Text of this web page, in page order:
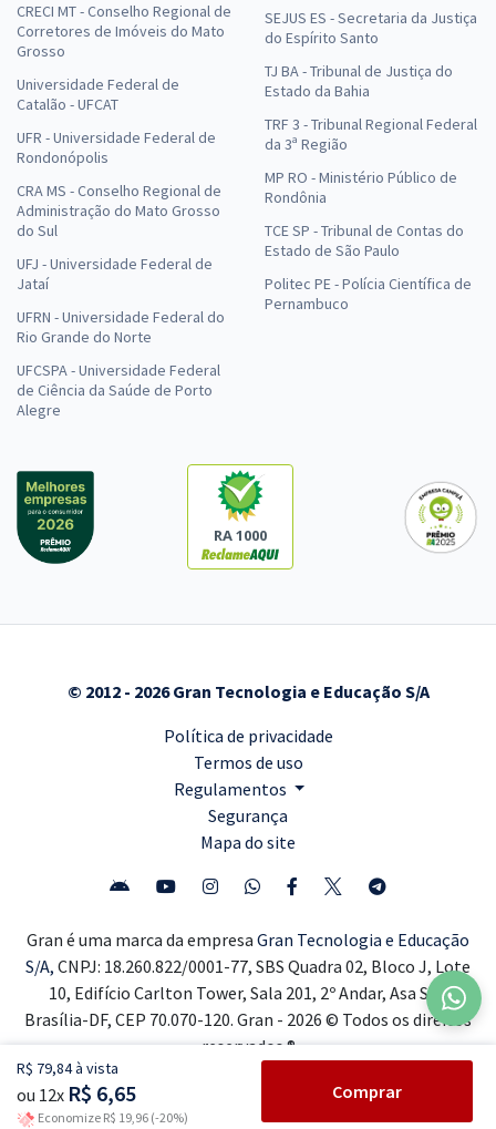
R$ 79,84 à vista
ou 12x R$ 6,65
Economize R$ 19,96 (-20%)
Comprar
CRECI MT - Conselho Regional de
Corretores de Imóveis do Mato
Grosso
Universidade Federal de
Catalão - UFCAT
UFR - Universidade Federal de
Rondonópolis
CRA MS - Conselho Regional de
Administração do Mato Grosso
do Sul
UFJ - Universidade Federal de
Jataí
UFRN - Universidade Federal do
Rio Grande do Norte
UFCSPA - Universidade Federal
de Ciência da Saúde de Porto
Alegre
SEJUS ES - Secretaria da Justiça
do Espírito Santo
TJ BA - Tribunal de Justiça do
Estado da Bahia
TRF 3 - Tribunal Regional Federal
da 3ª Região
MP RO - Ministério Público de
Rondônia
TCE SP - Tribunal de Contas do
Estado de São Paulo
Politec PE - Polícia Científica de
Pernambuco
RA 1000
© 2012 - 2026 Gran Tecnologia e Educação S/A
Política de privacidade
Termos de uso
Regulamentos
Segurança
Mapa do site
Gran é uma marca da empresa Gran Tecnologia e Educação
S/A, CNPJ: 18.260.822/0001-77, SBS Quadra 02, Bloco J, Lote
10, Edifício Carlton Tower, Sala 201, 2º Andar, Asa Sul,
Brasília-DF, CEP 70.070-120. Gran - 2026 © Todos os direitos
reservados ®